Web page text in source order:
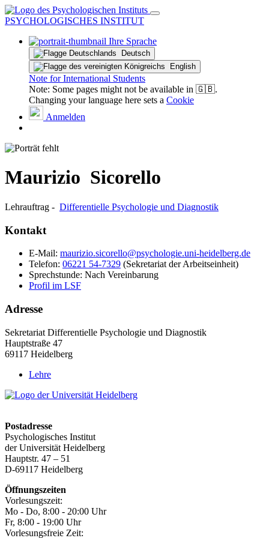
PSYCHOLOGISCHES INSTITUT
Ihre Sprache
Deutsch
English
Note for International Students
Note: Some pages might not be available in 🇬🇧.
Changing your language here sets a Cookie
Anmelden
Maurizio ­ Sicorello
Lehrauftrag - Differentielle Psychologie und Diagnostik
Kontakt
E-Mail: maurizio.sicorello@psychologie.uni-heidelberg.de
Telefon: 06221 54-7329 (Sekretariat der Arbeitseinheit)
Sprechstunde: Nach Vereinbarung
Profil im LSF
Adresse
Sekretariat Differentielle Psychologie und Diagnostik
Hauptstraße 47
69117 Heidelberg
Lehre
Postadresse
Psychologisches Institut
der Universität Heidelberg
Hauptstr. 47 – 51
D-69117 Heidelberg
Öffnungszeiten
Vorlesungszeit:
Mo - Do, 8:00 ‐ 20:00 Uhr
Fr, 8:00 ‐ 19:00 Uhr
Vorlesungsfreie Zeit: